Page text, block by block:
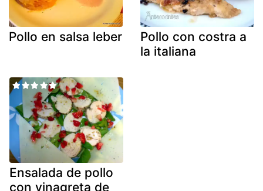
Pollo en salsa leber
Pollo con costra a
la italiana
Ensalada de pollo
con vinagreta de